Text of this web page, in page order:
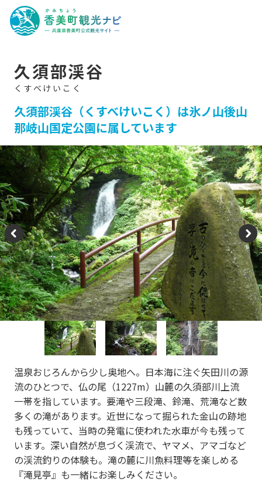
香
美
町
庫
県
香
美
町
公
式
観
光
サ
イ
ト
-
久須部渓谷
久須部渓谷（くすべけいこく）は氷ノ山後山
那岐山国定公園に属しています
P
re
vi
o
u
N
e
xt
温泉おじろんから少し奥地へ。日本海に注ぐ矢田川の源
流のひとつで、仏の尾（1227m）山麓の久須部川上流
一帯を指しています。要滝や三段滝、鈴滝、荒滝など数
多くの滝があります。近世になって掘られた金山の跡地
も残っていて、当時の発電に使われた水車が今も残って
います。深い自然が息づく渓流で、ヤマメ、アマゴなど
の渓流釣りの体験も。滝の麓に川魚料理等を楽しめる
『滝見亭』も一緒にお楽しみください。